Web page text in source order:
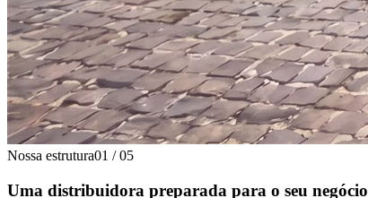
Nossa estrutura01 / 05
Uma distribuidora preparada para o seu negócio